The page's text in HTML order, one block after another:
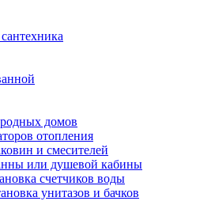
домов
отопления
и смесителей
или душевой кабины
счетчиков воды
унитазов и бачков